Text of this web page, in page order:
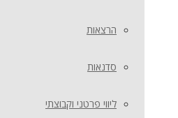
הרצאות
סדנאות
ליווי פרטני וקבוצתי